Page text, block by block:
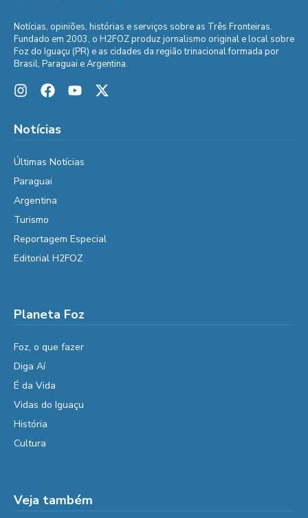
Notícias, opiniões, histórias e serviços sobre as Três Fronteiras.
Fundado em 2003, o H2FOZ produz jornalismo original e local sobre
Foz do Iguaçu (PR) e as cidades da região trinacional formada por
Brasil, Paraguai e Argentina.
Notícias
Últimas Notícias
Paraguai
Argentina
Turismo
Reportagem Especial
Editorial H2FOZ
Planeta Foz
Foz, o que fazer
Diga Aí
É da Vida
Vidas do Iguaçu
História
Cultura
Veja também